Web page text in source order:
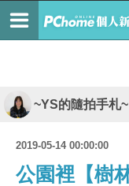
~YS的隨拍手札~
2019-05-14 00:00:00
公園裡【樹